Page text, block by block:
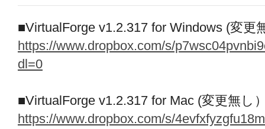
■VirtualForge v1.2.317 for Windows (変更
https://www.dropbox.com/s/
dl=0
■VirtualForge v1.2.317 for Mac (変更無し
https://www.dropbox.com/s/